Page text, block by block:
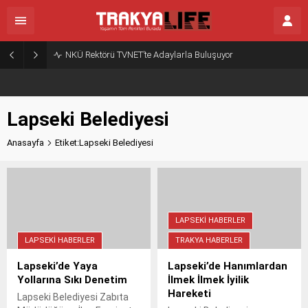
NKÜ Rektörü TVNET’te Adaylarla Buluşuyor
Lapseki Belediyesi
Anasayfa Etiket:Lapseki Belediyesi
LAPSEKI HABERLER
Lapseki’de Yaya
Yollarına Sıkı Denetim
Lapseki Belediyesi Zabıta
LAPSEKI HABERLER
TRAKYA HABERLER
Lapseki’de Hanımlardan
İlmek İlmek İyilik
Hareketi